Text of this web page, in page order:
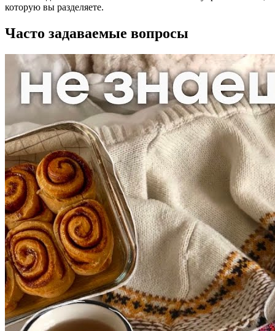
которую вы разделяете.
Часто задаваемые вопросы